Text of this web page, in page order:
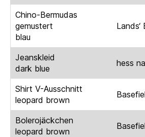
Chino-Bermudas
gemustert
blau
Lands‘
Jeanskleid
dark blue
hess
Shirt V-Ausschnitt
leopard brown
Bolerojäckchen
leopard brown